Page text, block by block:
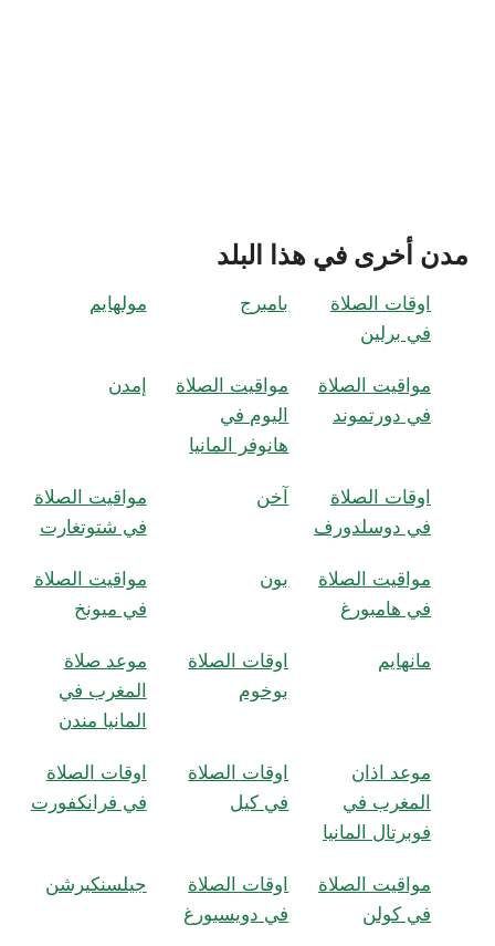
مدن أخرى في هذا البلد
اوقات الصلاة
في برلين
بامبرج مولهايم
مواقيت الصلاة
في دورتموند
مواقيت الصلاة
اليوم في
هانوفر المانيا
إمدن
اوقات الصلاة
في دوسلدورف
آخن
مواقيت الصلاة
في شتوتغارت
مواقيت الصلاة
في هامبورغ
بون
مواقيت الصلاة
في ميونخ
مانهايم
اوقات الصلاة
بوخوم
موعد صلاة
المغرب في
المانيا مندن
موعد اذان
المغرب في
فوبرتال المانيا
اوقات الصلاة
في كيل
اوقات الصلاة
في فرانكفورت
مواقيت الصلاة
في كولن
اوقات الصلاة
في دويسبورغ
جيلسنكيرشن